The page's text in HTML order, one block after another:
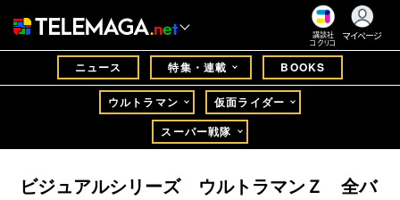
講談社
コクリコ
マイページ
ニュース 特集・連載 BOOKS
ウルトラマン
仮面ライダー
スーパー戦隊
ビジュアルシリーズ ウルトラマンＺ 全バ